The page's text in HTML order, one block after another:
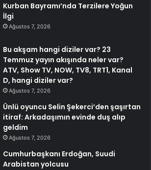
Kurban Bayramı’nda Terzilere Yoğun
İlgi
Ağustos 7, 2026
Bu akşam hangi diziler var? 23
Temmuz yayın akışında neler var?
ATV, Show TV, NOW, TV8, TRT1, Kanal
D, hangi diziler var?
Ağustos 7, 2026
Ünlü oyuncu Selin Şekerci’den şaşırtan
itiraf: Arkadaşımın evinde duş alıp
geldim
Ağustos 7, 2026
Cumhurbaşkanı Erdoğan, Suudi
Arabistan yolcusu